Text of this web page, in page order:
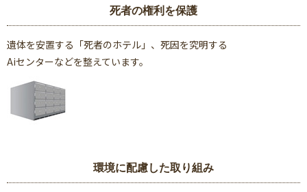
死者の権利を保護
遺体を安置する「死者のホテル」、死因を究明する
Aiセンターなどを整えています。
環境に配慮した取り組み